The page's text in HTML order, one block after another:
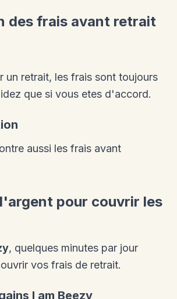
des frais avant retrait
un retrait, les frais sont toujours
que si vous etes d'accord.
aussi les frais avant
pour couvrir les
, quelques minutes par jour
vos frais de retrait.
I am Beezy